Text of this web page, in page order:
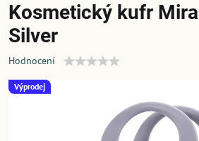
Výprodej
Kosmetický kufr
Silver
Hodnocení